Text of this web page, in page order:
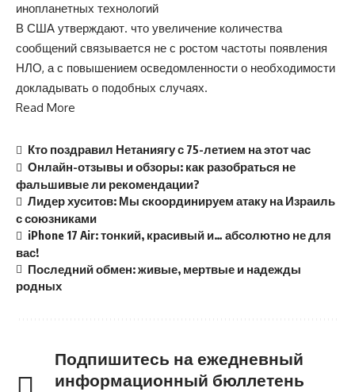
инопланетных технологий
В США утверждают. что увеличение количества
сообщений связывается не с ростом частоты появления
НЛО, а с повышением осведомленности о необходимости
докладывать о подобных случаях.
Read More
Кто поздравил Нетаниягу с 75-летием на этот час
Онлайн-отзывы и обзоры: как разобраться не
фальшивые ли рекомендации?
Лидер хуситов: Мы скоординируем атаку на Израиль
с союзниками
iPhone 17 Air: тонкий, красивый и… абсолютно не для
вас!
Последний обмен: живые, мертвые и надежды
родных
Подпишитесь на ежедневный
информационный бюллетень